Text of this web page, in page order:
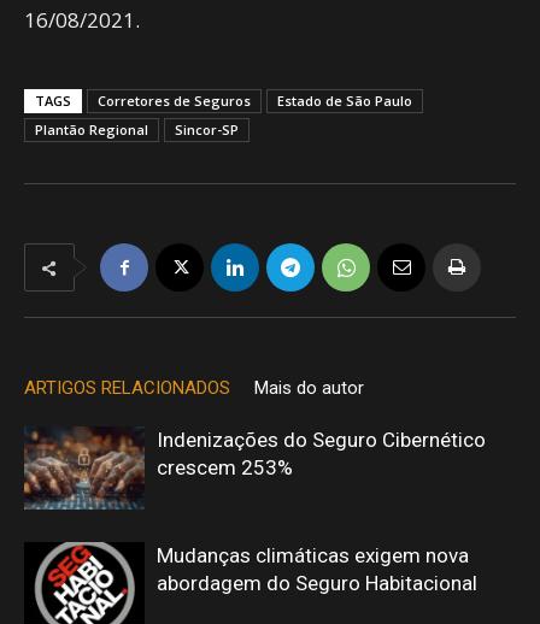
16/08/2021.
TAGS Corretores de Seguros
Estado de São Paulo
Plantão Regional
Sincor-SP
ARTIGOS RELACIONADOS Mais do autor
Indenizações do Seguro Cibernético
crescem 253%
Mudanças climáticas exigem nova
abordagem do Seguro Habitacional